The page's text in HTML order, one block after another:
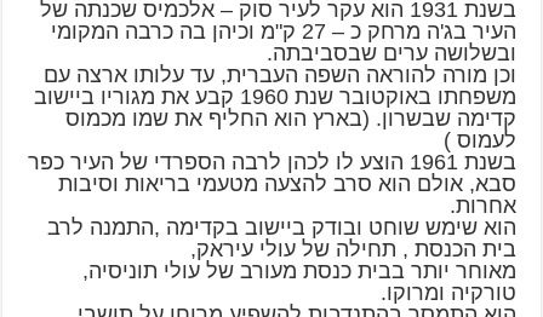
בשנת 1931 הוא עקר לעיר סוק – אלכמיס שכנתה של
העיר בג'ה מרחק כ – 27 ק"מ וכיהן בה כרבה המקומי
ובשלושה ערים שבסביבתה.
וכן מורה להוראה השפה העברית, עד עלותו ארצה עם
משפחתו באוקטובר שנת 1960 קבע את מגוריו ביישוב
קדימה שבשרון. (בארץ הוא החליף את שמו מכמוס
לעמוס )
בשנת 1961 הוצע לו לכהן לרבה הספרדי של העיר כפר
סבא, אולם הוא סרב להצעה מטעמי בריאות וסיבות
אחרות.
הוא שימש שוחט ובודק ביישוב בקדימה ,התמנה לרב
בית הכנסת , תחילה של עולי עיראק,
מאוחר יותר בבית כנסת מעורב של עולי תוניסיה,
טורקיה ומרוקו.